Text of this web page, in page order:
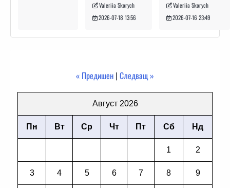
Valeriia Skorych
2026-07-18 13:56
Valeriia Skorych
2026-07-16 23:49
« Предишен | Следващ »
Август 2026
Пн Вт Ср Чт Пт Сб Нд
1 2
3 4 5 6 7 8 9